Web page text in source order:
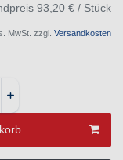
93,20 € / Stück
MwSt. zzgl. Versandkosten